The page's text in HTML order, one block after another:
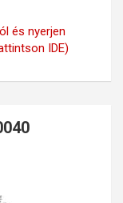
és nyerjen
IDE)